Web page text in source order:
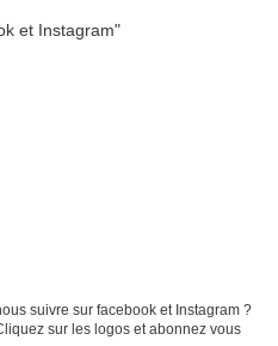
suivre sur facebook et Instagram ?
sur les logos et abonnez vous